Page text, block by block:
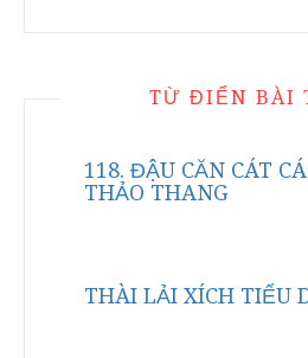
TỪ ĐIỂN BÀI
118. ĐẬU CĂN CÁT
THẢO THANG
THÀI LẢI XÍCH TIỂU